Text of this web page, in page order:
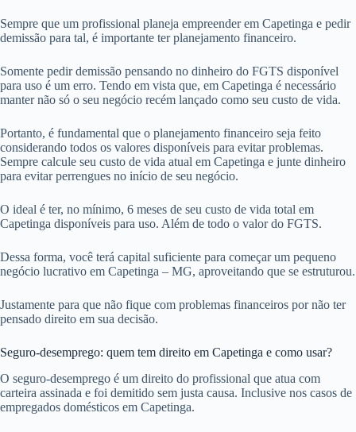
Sempre que um profissional planeja empreender em Capetinga e pedir
demissão para tal, é importante ter planejamento financeiro.
Somente pedir demissão pensando no dinheiro do FGTS disponível
para uso é um erro. Tendo em vista que, em Capetinga é necessário
manter não só o seu negócio recém lançado como seu custo de vida.
Portanto, é fundamental que o planejamento financeiro seja feito
considerando todos os valores disponíveis para evitar problemas.
Sempre calcule seu custo de vida atual em Capetinga e junte dinheiro
para evitar perrengues no início de seu negócio.
O ideal é ter, no mínimo, 6 meses de seu custo de vida total em
Capetinga disponíveis para uso. Além de todo o valor do FGTS.
Dessa forma, você terá capital suficiente para começar um pequeno
negócio lucrativo em Capetinga – MG, aproveitando que se estruturou.
Justamente para que não fique com problemas financeiros por não ter
pensado direito em sua decisão.
Seguro-desemprego: quem tem direito em Capetinga e como usar?
O seguro-desemprego é um direito do profissional que atua com
carteira assinada e foi demitido sem justa causa. Inclusive nos casos de
empregados domésticos em Capetinga.